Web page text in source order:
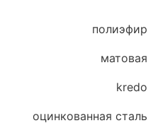
полиэфир
матовая
kredo
оцинкованная сталь